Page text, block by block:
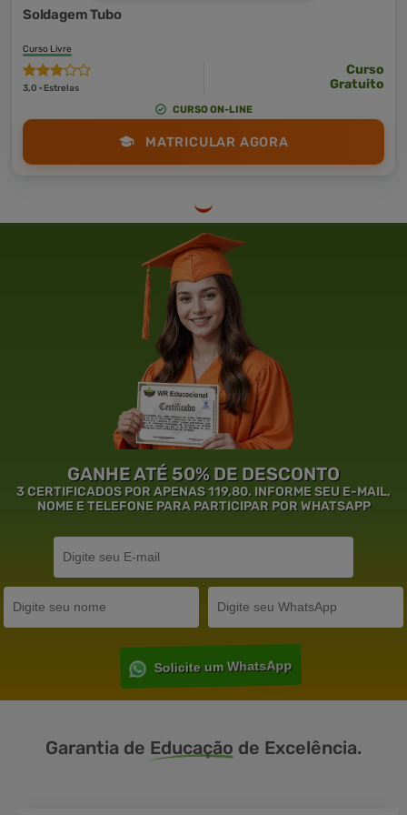
Soldagem Tubo
Curso Livre
3,0 · Estrelas
Curso
Gratuito
CURSO ON-LINE
MATRICULAR AGORA
GANHE ATÉ 50% DE DESCONTO
3 CERTIFICADOS POR APENAS 119,80. INFORME SEU E-MAIL,
NOME E TELEFONE PARA PARTICIPAR POR WHATSAPP
Solicite um WhatsApp
Garantia de Educação de Excelência.